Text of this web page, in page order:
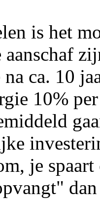
is het
aanschaf
na ca. 10
10%
je